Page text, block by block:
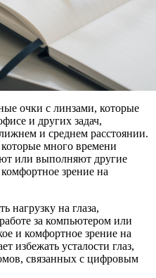
очки с линзами, которые
и других задач,
и среднем расстоянии.
много времени
или выполняют другие
зрение на
нагрузку на глаза,
за компьютером или
и комфортное зрение на
избежать усталости глаз,
связанных с цифровым